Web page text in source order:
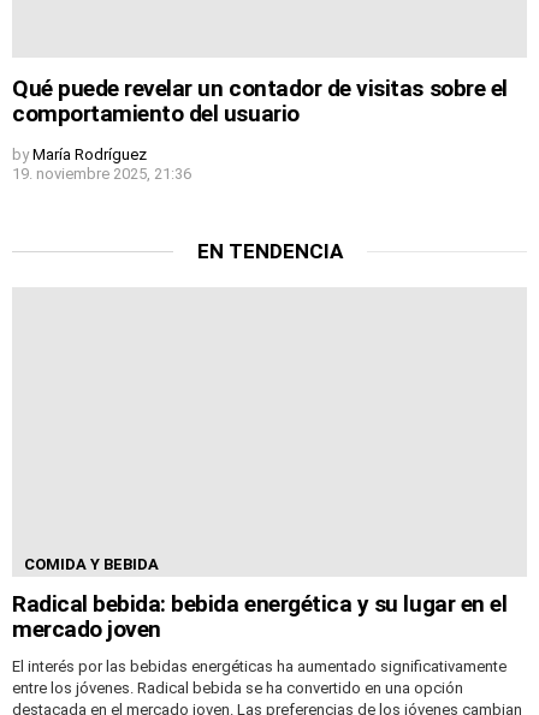
Qué puede revelar un contador de visitas sobre el
comportamiento del usuario
by María Rodríguez
19. noviembre 2025, 21:36
EN TENDENCIA
COMIDA Y BEBIDA
Radical bebida: bebida energética y su lugar en el
mercado joven
El interés por las bebidas energéticas ha aumentado significativamente
entre los jóvenes. Radical bebida se ha convertido en una opción
destacada en el mercado joven. Las preferencias de los jóvenes cambian